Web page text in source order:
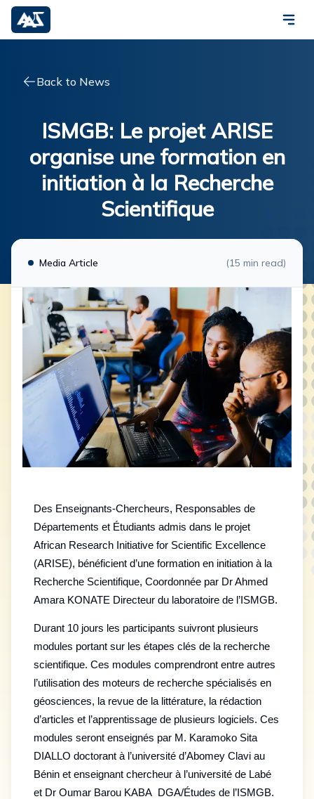
Back to News
ISMGB: Le projet ARISE
organise une formation en
initiation à la Recherche
Scientifique
Media Article (15 min read)
Des Enseignants-Chercheurs, Responsables de
Départements et Étudiants admis dans le projet
African Research Initiative for Scientific Excellence
(ARISE), bénéficient d’une formation en initiation à la
Recherche Scientifique, Coordonnée par Dr Ahmed
Amara KONATE Directeur du laboratoire de l’ISMGB.
Durant 10 jours les participants suivront plusieurs
modules portant sur les étapes clés de la recherche
scientifique. Ces modules comprendront entre autres
l’utilisation des moteurs de recherche spécialisés en
géosciences, la revue de la littérature, la rédaction
d’articles et l’apprentissage de plusieurs logiciels. Ces
modules seront enseignés par M. Karamoko Sita
DIALLO doctorant à l’université d’Abomey Clavi au
Bénin et enseignant chercheur à l’université de Labé
et Dr Oumar Barou KABA DGA/Études de l’ISMGB.